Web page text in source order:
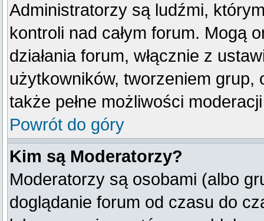
Administratorzy są ludźmi,
kontroli nad całym forum. Mogą
działania forum, włącznie z
użytkowników, tworzeniem grup,
także pełne możliwości
Powrót do góry
Kim są Moderatorzy?
Moderatorzy są osobami (albo
doglądanie forum od czasu do